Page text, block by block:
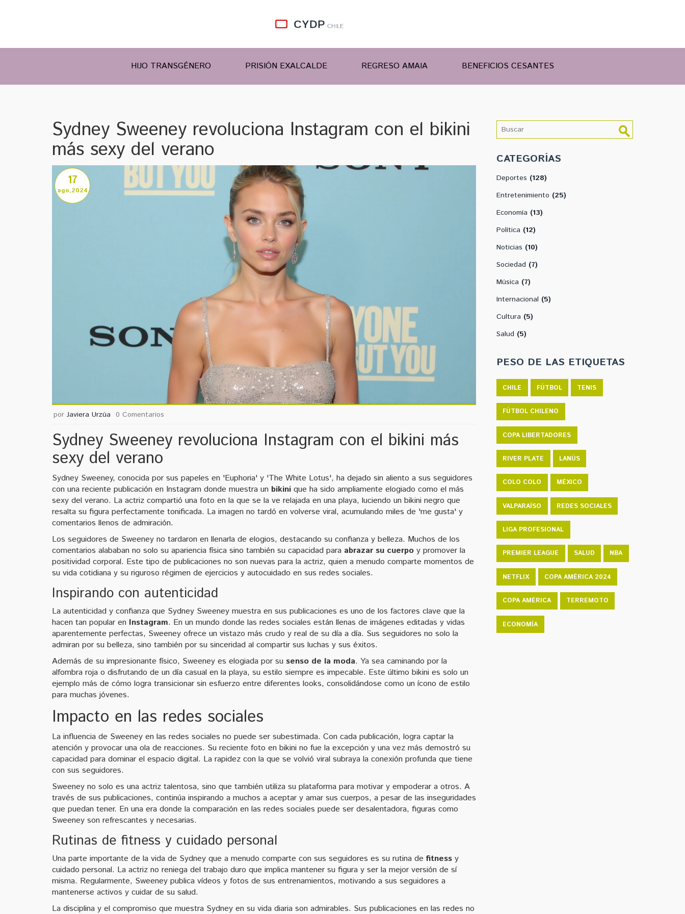
HIJO TRANSGÉNERO PRISIÓN EXALCALDE REGRESO AMAIA BENEFICIOS CESANTES
Sydney Sweeney revoluciona Instagram con el bikini
más sexy del verano
17
ago,2024
por Javiera Urzúa 0 Comentarios
Sydney Sweeney revoluciona Instagram con el bikini más
sexy del verano
Sydney Sweeney, conocida por sus papeles en 'Euphoria' y 'The White Lotus', ha dejado sin aliento a sus seguidores
con una reciente publicación en Instagram donde muestra un bikini que ha sido ampliamente elogiado como el más
sexy del verano. La actriz compartió una foto en la que se la ve relajada en una playa, luciendo un bikini negro que
resalta su figura perfectamente tonificada. La imagen no tardó en volverse viral, acumulando miles de 'me gusta' y
comentarios llenos de admiración.
Los seguidores de Sweeney no tardaron en llenarla de elogios, destacando su confianza y belleza. Muchos de los
comentarios alababan no solo su apariencia física sino también su capacidad para abrazar su cuerpo y promover la
positividad corporal. Este tipo de publicaciones no son nuevas para la actriz, quien a menudo comparte momentos de
su vida cotidiana y su riguroso régimen de ejercicios y autocuidado en sus redes sociales.
Inspirando con autenticidad
La autenticidad y confianza que Sydney Sweeney muestra en sus publicaciones es uno de los factores clave que la
hacen tan popular en Instagram. En un mundo donde las redes sociales están llenas de imágenes editadas y vidas
aparentemente perfectas, Sweeney ofrece un vistazo más crudo y real de su día a día. Sus seguidores no solo la
admiran por su belleza, sino también por su sinceridad al compartir sus luchas y sus éxitos.
Además de su impresionante físico, Sweeney es elogiada por su senso de la moda. Ya sea caminando por la
alfombra roja o disfrutando de un día casual en la playa, su estilo siempre es impecable. Este último bikini es solo un
ejemplo más de cómo logra transicionar sin esfuerzo entre diferentes looks, consolidándose como un ícono de estilo
para muchas jóvenes.
Impacto en las redes sociales
La influencia de Sweeney en las redes sociales no puede ser subestimada. Con cada publicación, logra captar la
atención y provocar una ola de reacciones. Su reciente foto en bikini no fue la excepción y una vez más demostró su
capacidad para dominar el espacio digital. La rapidez con la que se volvió viral subraya la conexión profunda que tiene
con sus seguidores.
Sweeney no solo es una actriz talentosa, sino que también utiliza su plataforma para motivar y empoderar a otros. A
través de sus publicaciones, continúa inspirando a muchos a aceptar y amar sus cuerpos, a pesar de las inseguridades
que puedan tener. En una era donde la comparación en las redes sociales puede ser desalentadora, figuras como
Sweeney son refrescantes y necesarias.
Rutinas de fitness y cuidado personal
Una parte importante de la vida de Sydney que a menudo comparte con sus seguidores es su rutina de fitness y
cuidado personal. La actriz no reniega del trabajo duro que implica mantener su figura y ser la mejor versión de sí
misma. Regularmente, Sweeney publica vídeos y fotos de sus entrenamientos, motivando a sus seguidores a
mantenerse activos y cuidar de su salud.
La disciplina y el compromiso que muestra Sydney en su vida diaria son admirables. Sus publicaciones en las redes no
CATEGORÍAS
Deportes (128)
Entretenimiento (25)
Economía (13)
Política (12)
Noticias (10)
Sociedad (7)
Música (7)
Internacional (5)
Cultura (5)
Salud (5)
PESO DE LAS ETIQUETAS
CHILE FÚTBOL TENIS
FÚTBOL CHILENO
COPA LIBERTADORES
RIVER PLATE LANÚS
COLO COLO MÉXICO
VALPARAÍSO REDES SOCIALES
LIGA PROFESIONAL
PREMIER LEAGUE SALUD NBA
NETFLIX COPA AMÉRICA 2024
COPA AMÉRICA TERREMOTO
ECONOMÍA